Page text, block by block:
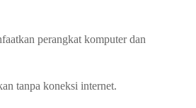
perangkat komputer dan
tanpa koneksi internet.